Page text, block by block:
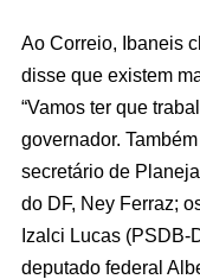
Ao Correio, Ibaneis
disse que existem
“Vamos ter que
governador.
secretário de
do DF, Ney Ferraz;
Izalci Lucas (PSDB-
deputado federal